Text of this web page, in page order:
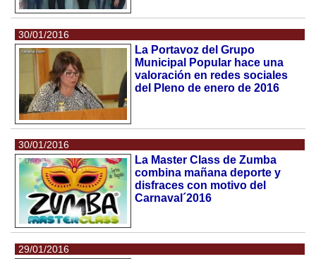
30/01/2016
La Portavoz del Grupo
Municipal Popular hace una
valoración en redes sociales
del Pleno de enero de 2016
30/01/2016
La Master Class de Zumba
combina mañana deporte y
disfraces con motivo del
Carnaval´2016
29/01/2016